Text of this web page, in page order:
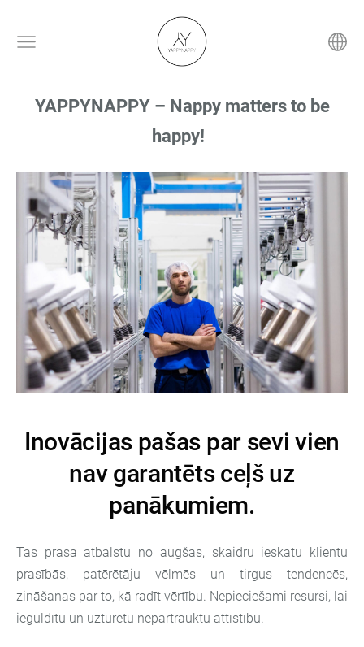
YAPPYNAPPY – Nappy matters to be
happy!
Inovācijas pašas par sevi vien
nav garantēts ceļš uz
panākumiem.
Tas prasa atbalstu no augšas, skaidru ieskatu klientu
prasībās, patērētāju vēlmēs un tirgus tendencēs,
zināšanas par to, kā radīt vērtību. Nepieciešami resursi, lai
ieguldītu un uzturētu nepārtrauktu attīstību.